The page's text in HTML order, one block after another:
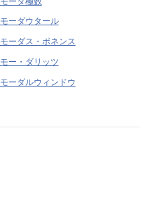
モーダウタール
モーダス・ポネンス
モー・ダリッツ
モーダルウィンドウ